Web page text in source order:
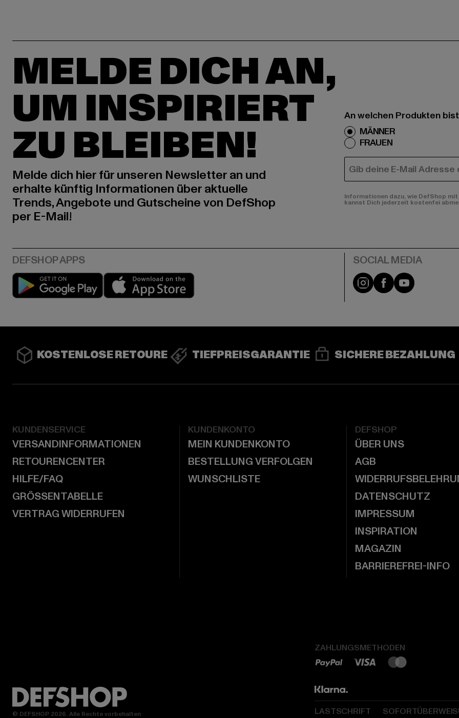
MELDE DICH AN,
UM INSPIRIERT
ZU BLEIBEN!
Melde dich hier für unseren Newsletter an und
erhalte künftig Informationen über aktuelle
Trends, Angebote und Gutscheine von DefShop
per E-Mail!
An welchen Produkten
MÄNNER
FRAUEN
E-MAIL
Informationen dazu, wie DefShop
kannst Dich jederzeit kostenfei
Play market Instagram
FacebookYouTube
KOSTENLOSE RETOURE TIEFPREISGARANTIE SICHERE BEZAHLUNG
KUNDENSERVICE
VERSANDINFORMATIONEN
RETOURENCENTER
HILFE/FAQ
GRÖSSENTABELLE
VERTRAG WIDERRUFEN
KUNDENKONTO
MEIN KUNDENKONTO
BESTELLUNG VERFOLGEN
WUNSCHLISTE
DEFSHOP
ÜBER UNS
AGB
DATENSCHUTZ
IMPRESSUM
INSPIRATION
MAGAZIN
BARRIEREFREI-INFO
ZAHLUNGSMETHODEN
LASTSCHRIFT
© DEFSHOP 2026. Alle Rechte vorbehalten